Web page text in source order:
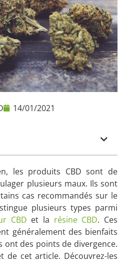
14/01/2021
les produits CBD sont de
plusieurs maux. Ils sont
cas recommandés sur le
plusieurs types parmi
CBD et la résine CBD. Ces
généralement des bienfaits
ont des points de divergence.
de cet article. Découvrez-les